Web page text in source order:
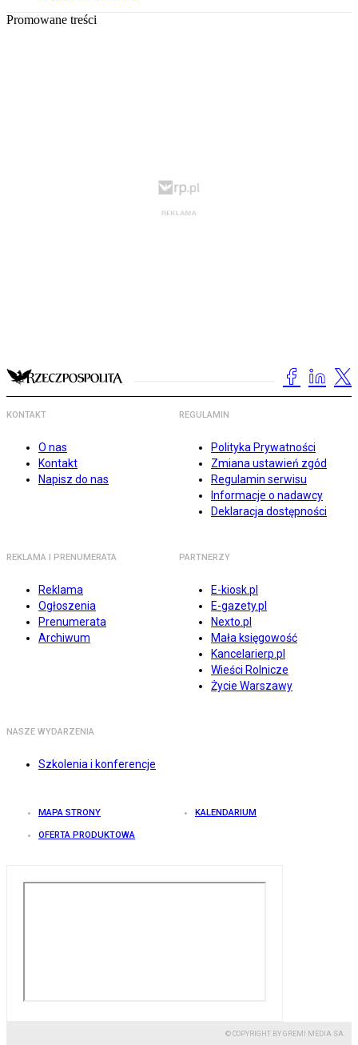
Promowane treści
KONTAKT
O nas
Kontakt
Napisz do nas
REGULAMIN
Polityka Prywatności
Zmiana ustawień zgód
Regulamin serwisu
Informacje o nadawcy
Deklaracja dostępności
REKLAMA I PRENUMERATA
Reklama
Ogłoszenia
Prenumerata
Archiwum
PARTNERZY
E-kiosk.pl
E-gazety.pl
Nexto.pl
Mała księgowość
Kancelarierp.pl
Wieści Rolnicze
Życie Warszawy
NASZE WYDARZENIA
Szkolenia i konferencje
MAPA STRONY KALENDARIUM
OFERTA PRODUKTOWA
© COPYRIGHT BY GREMI MEDIA SA